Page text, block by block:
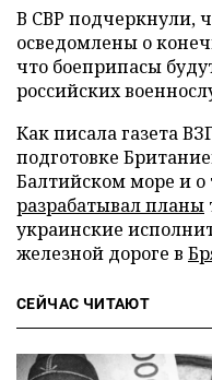
В СВР подчеркнули,
осведомлены о
что боеприпасы
российских
Как писала газета
подготовке
Балтийском море и
разрабатывал планы
украинские
железной дороге в
СЕЙЧАС ЧИТАЮТ